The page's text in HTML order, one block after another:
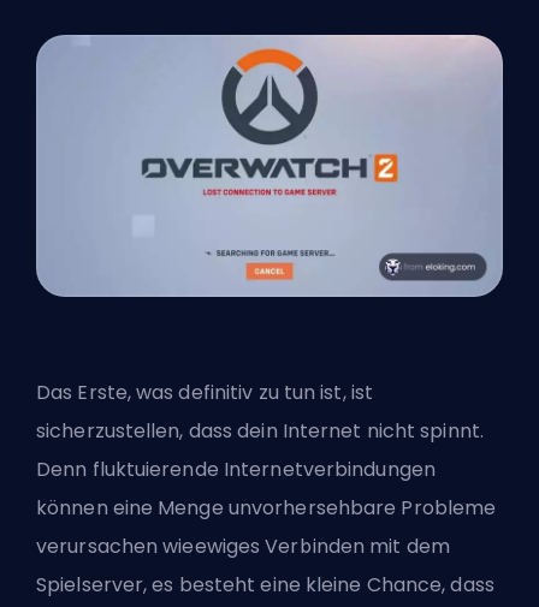
Das Erste, was definitiv zu tun ist, ist
sicherzustellen, dass dein Internet nicht spinnt.
Denn fluktuierende Internetverbindungen
können eine Menge unvorhersehbare Probleme
verursachen wieewiges Verbinden mit dem
Spielserver, es besteht eine kleine Chance, dass